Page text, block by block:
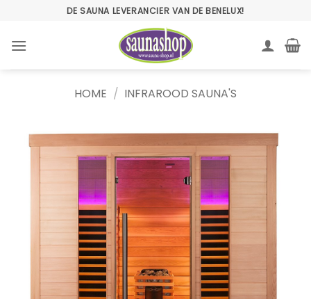
inhoud
DE SAUNA LEVERANCIER VAN DE BENELUX!
HOME / INFRAROOD SAUNA'S